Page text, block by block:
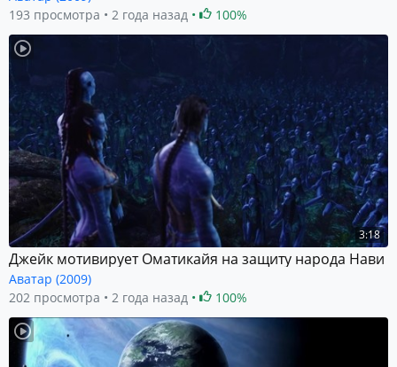
193 просмотра
2 года назад 100%
3:18
Джейк мотивирует Оматикайя на защиту народа Нави
Аватар (2009)
202 просмотра
2 года назад 100%